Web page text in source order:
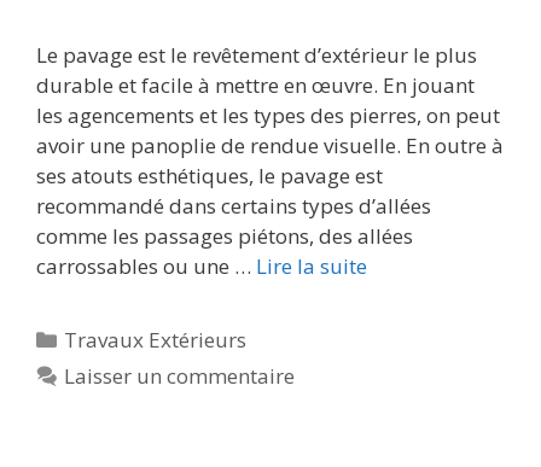
Le pavage est le revêtement d’extérieur le plus
durable et facile à mettre en œuvre. En jouant
les agencements et les types des pierres, on peut
avoir une panoplie de rendue visuelle. En outre à
ses atouts esthétiques, le pavage est
recommandé dans certains types d’allées
comme les passages piétons, des allées
carrossables ou une … Lire la suite
Travaux Extérieurs
Laisser un commentaire